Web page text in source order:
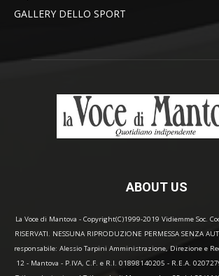
GALLERY DELLO SPORT
ABOUT US
La Voce di Mantova - Copyright(C)1999-2019 Vidiemme Soc.
RISERVATI. NESSUNA RIPRODUZIONE PERMESSA SENZA
responsabile: Alessio Tarpini Amministrazione, Direzione e
12 - Mantova - P.IVA, C.F. e R.I. 01898140205 - R.E.A.